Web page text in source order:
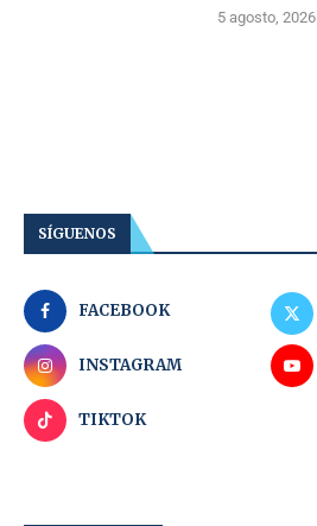
5 agosto, 2026
SÍGUENOS
FACEBOOK
INSTAGRAM
TIKTOK